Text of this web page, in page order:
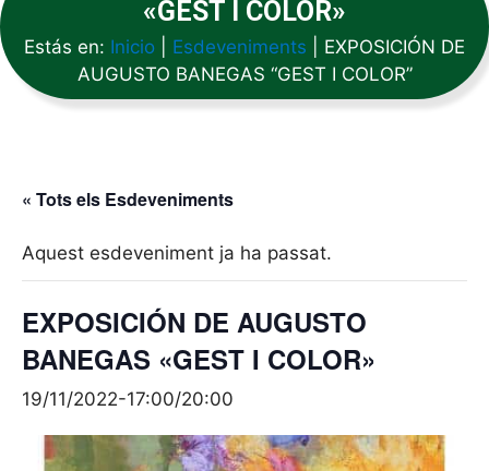
«GEST I COLOR»
Estás en: Inicio Esdeveniments
EXPOSICIÓN DE
AUGUSTO BANEGAS “GEST I COLOR”
« Tots els Esdeveniments
Aquest esdeveniment ja ha passat.
EXPOSICIÓN DE AUGUSTO
BANEGAS «GEST I COLOR»
19/11/2022-17:00/20:00